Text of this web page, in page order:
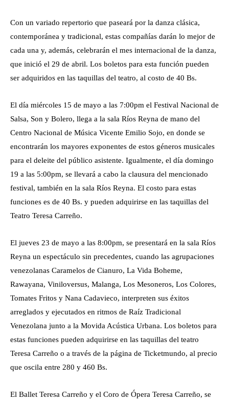
Con un variado repertorio que paseará por la danza clásica,
contemporánea y tradicional, estas compañías darán lo mejor de
cada una y, además, celebrarán el mes internacional de la danza,
que inició el 29 de abril. Los boletos para esta función pueden
ser adquiridos en las taquillas del teatro, al costo de 40 Bs.
El día miércoles 15 de mayo a las 7:00pm el Festival Nacional de
Salsa, Son y Bolero, llega a la sala Ríos Reyna de mano del
Centro Nacional de Música Vicente Emilio Sojo, en donde se
encontrarán los mayores exponentes de estos géneros musicales
para el deleite del público asistente. Igualmente, el día domingo
19 a las 5:00pm, se llevará a cabo la clausura del mencionado
festival, también en la sala Ríos Reyna. El costo para estas
funciones es de 40 Bs. y pueden adquirirse en las taquillas del
Teatro Teresa Carreño.
El jueves 23 de mayo a las 8:00pm, se presentará en la sala Ríos
Reyna un espectáculo sin precedentes, cuando las agrupaciones
venezolanas Caramelos de Cianuro, La Vida Boheme,
Rawayana, Viniloversus, Malanga, Los Mesoneros, Los Colores,
Tomates Fritos y Nana Cadavieco, interpreten sus éxitos
arreglados y ejecutados en ritmos de Raíz Tradicional
Venezolana junto a la Movida Acústica Urbana. Los boletos para
estas funciones pueden adquirirse en las taquillas del teatro
Teresa Carreño o a través de la página de Ticketmundo, al precio
que oscila entre 280 y 460 Bs.
El Ballet Teresa Carreño y el Coro de Ópera Teresa Carreño, se